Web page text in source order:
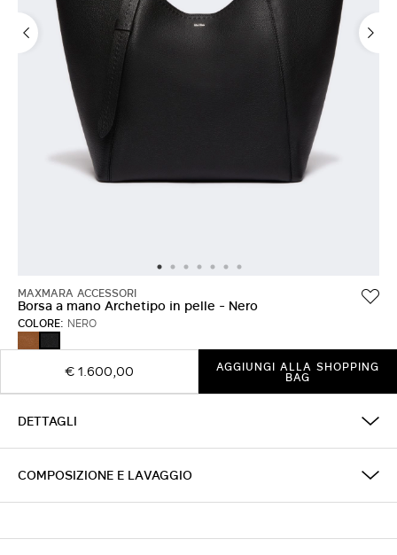
MAXMARA ACCESSORI
Borsa a mano Archetipo in pelle - Nero
COLORE: NERO
AMBRA
MARRONE
€ 1.600,00 AGGIUNGI ALLA SHOPPING
BAG
DETTAGLI
COMPOSIZIONE E LAVAGGIO
ACCEDI CON GOOGLE
Non hai un account?